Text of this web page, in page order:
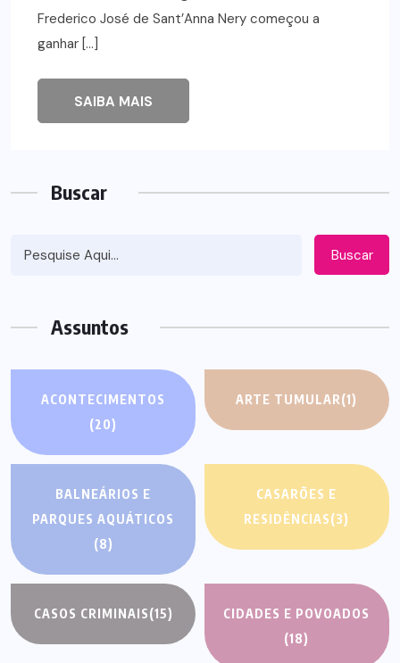
Frederico José de Sant’Anna Nery começou a
ganhar […]
SAIBA MAIS
Buscar
Buscar
Assuntos
ACONTECIMENTOS
(20)
ARTE TUMULAR(1)
BALNEÁRIOS E
PARQUES AQUÁTICOS
(8)
CASARÕES E
RESIDÊNCIAS(3)
CASOS CRIMINAIS(15)
CIDADES E POVOADOS
(18)